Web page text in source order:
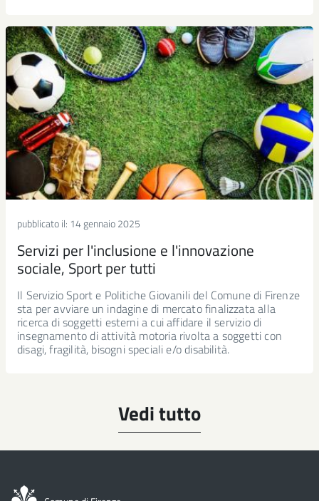
pubblicato il: 14 gennaio 2025
Servizi per l'inclusione e l'innovazione
sociale, Sport per tutti
Il Servizio Sport e Politiche Giovanili del Comune di Firenze
sta per avviare un indagine di mercato finalizzata alla
ricerca di soggetti esterni a cui affidare il servizio di
insegnamento di attività motoria rivolta a soggetti con
disagi, fragilità, bisogni speciali e/o disabilità.
Vedi tutto